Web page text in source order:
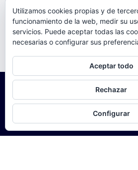
misma mañana
torrent al dia Ago 7,
Utilizamos cookies propias y de
funcionamiento de la web, medir su
servicios. Puede aceptar todas las
necesarias o configurar sus
Aceptar todo
Rechazar
Configurar
Para obtener más información, incluido